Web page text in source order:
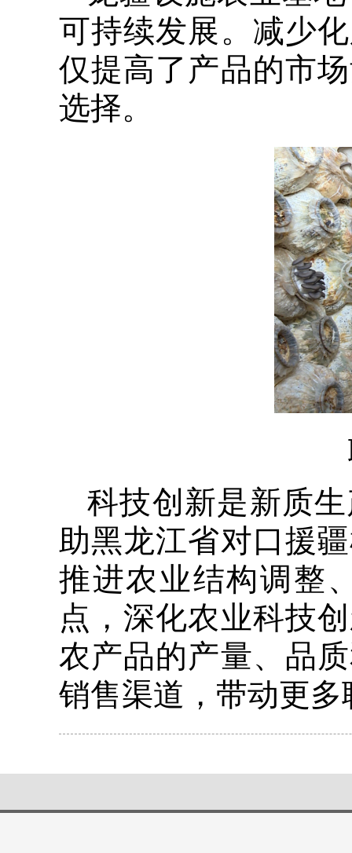
可持续发展。减少
仅提高了产品的市
选择。
科技创新是新质
助黑龙江省对口援
推进农业结构调整
点，深化农业科技
农产品的产量、品
销售渠道，带动更